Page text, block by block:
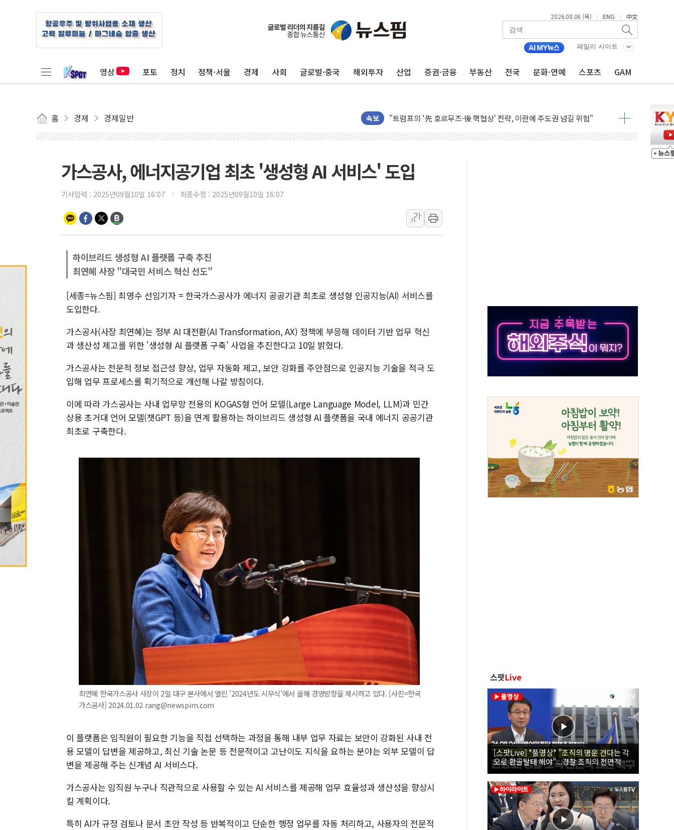
2026.08.06 (목) | ENG | 中文
패밀리 사이트
영상 포토 정치 정책·서울 경제 사회 글로벌·중국 해외투자 산업 증권·금융 부동산 전국 문화·연예 스포츠 GAM
홈 경제 경제일반 속보
[특징주] 심텍, 실적 반등에 6%대 급등…증권가도 눈높이 상향
허장 차관 "소부장, 국산화 넘어 세계 최고 기술 선점 전략으로"
[종합] 해수부, 신청사 부지 '부산 동구' 낙점…부산 북항에 짓는다
LG헬로비전, 2분기 영업익 72% 감소…매출도 31% 뒷걸음
태명실업, 표준협회 환경·안전경영 인증..."현장 관리체계 고도화"
KCC "기록적 폭염에 열 차단 도료 문의 5배 증가"
삼성E&A, 공식 캐릭터 출시 1주년 행사..."소통·공감 가치 전파"
3년 내 같은 위반 반복하면 '원칙 고발'…공정위, 총수일가 편법 지배 차단
샌디스크 매출 전망 기대 못미쳐... 시간외 거래에서 8% 하락
DL이앤씨, AI로 건설현장 위험 예측…안전관리 체계 전면 개편
원희룡, 종합특검 2차 출석…"특검 위법에 단호히 대처할 것"
해수부, 신청사 부지 '부산 동구' 낙점…북항 1단계 재개발 부지에 짓는다
가스공사, 에너지공기업 최초 '생성형 AI 서비스' 도입
기사입력 : 2025년09월10일 16:07 최종수정 : 2025년09월10일 16:07
가
가
하이브리드 생성형 AI 플랫폼 구축 추진
최연혜 사장 "대국민 서비스 혁신 선도"
[세종=뉴스핌] 최영수 선임기자 = 한국가스공사가 에너지 공공기관 최초로 생성형 인공지능(AI) 서비스를
도입한다.
가스공사(사장 최연혜)는 정부 AI 대전환(AI Transformation, AX) 정책에 부응해 데이터 기반 업무 혁신
과 생산성 제고를 위한 '생성형 AI 플랫폼 구축' 사업을 추진한다고 10일 밝혔다.
가스공사는 전문적 정보 접근성 향상, 업무 자동화 제고, 보안 강화를 주안점으로 인공지능 기술을 적극 도
입해 업무 프로세스를 획기적으로 개선해 나갈 방침이다.
이에 따라 가스공사는 사내 업무망 전용의 KOGAS형 언어 모델(Large Language Model, LLM)과 민간
상용 초거대 언어 모델(챗GPT 등)을 연계 활용하는 하이브리드 생성형 AI 플랫폼을 국내 에너지 공공기관
최초로 구축한다.
최연혜 한국가스공사 사장이 2일 대구 본사에서 열린 '2024년도 시무식'에서 올해 경영방향을 제시하고 있다. [사진=한국
가스공사] 2024.01.02 rang@newspim.com
이 플랫폼은 임직원이 필요한 기능을 직접 선택하는 과정을 통해 내부 업무 자료는 보안이 강화된 사내 전
용 모델이 답변을 제공하고, 최신 기술 논문 등 전문적이고 고난이도 지식을 요하는 분야는 외부 모델이 답
변을 제공해 주는 신개념 AI 서비스다.
가스공사는 임직원 누구나 직관적으로 사용할 수 있는 AI 서비스를 제공해 업무 효율성과 생산성을 향상시
킬 계획이다.
특히 AI가 규정 검토나 문서 초안 작성 등 반복적이고 단순한 행정 업무를 자동 처리하고, 사용자의 전문적
스팟Live
[스팟Live] *풀영상* "조직의 명운 건다는 각
오로 환골탈태 해야"...경찰 조직의 전면적 쇄
신 촉구한 한병도 | 26.08.06 더불어민주당 정
책조정회의